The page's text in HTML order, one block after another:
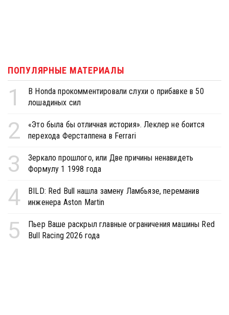
ПОПУЛЯРНЫЕ МАТЕРИАЛЫ
1
В Honda прокомментировали слухи о прибавке в 50
лошадиных сил
2
«Это была бы отличная история». Леклер не боится
перехода Ферстаппена в Ferrari
3
Зеркало прошлого, или Две причины ненавидеть
Формулу 1 1998 года
4
BILD: Red Bull нашла замену Ламбьязе, переманив
инженера Aston Martin
5
Пьер Ваше раскрыл главные ограничения машины Red
Bull Racing 2026 года